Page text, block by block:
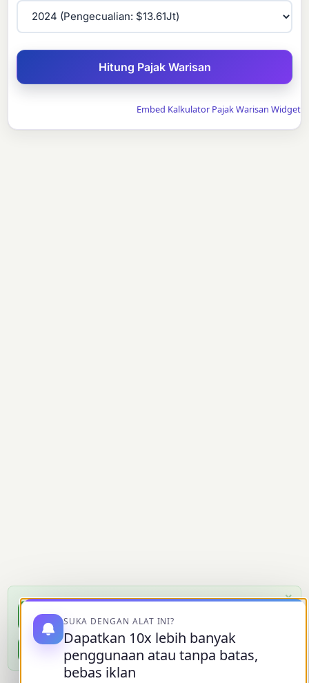
Hitung Pajak Warisan
Embed Kalkulator Pajak Warisan Widget
SUKA DENGAN ALAT INI?
Dapatkan 10x lebih banyak
penggunaan atau tanpa batas,
bebas iklan
📲
Instal Aplikasi MiniWebtool
Tambahkan ke layar utama untuk akses instan — gratis,
cepat, tanpa unduhan.
Instal Gratis
×